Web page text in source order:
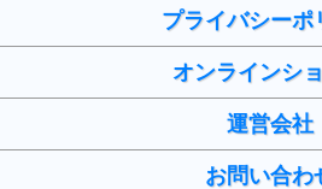
プライバシーポ
オンラインシ
運営会社
お問い合わ